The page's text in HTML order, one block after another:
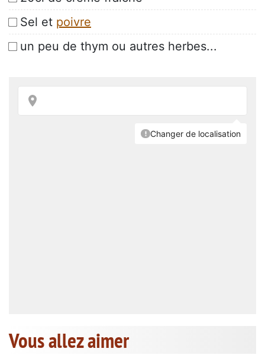
Sel et poivre
un peu de thym ou autres herbes...
Vous allez aimer